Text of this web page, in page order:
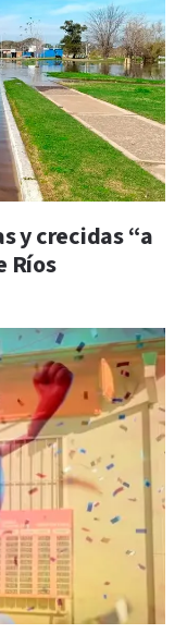
y crecidas “a
Ríos